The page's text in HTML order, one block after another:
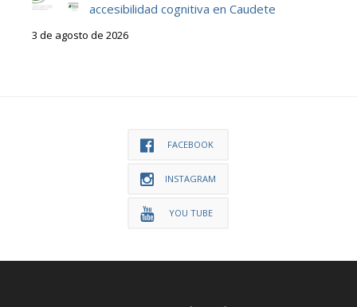
accesibilidad cognitiva en Caudete
3 de agosto de 2026
FACEBOOK
INSTAGRAM
YOU TUBE